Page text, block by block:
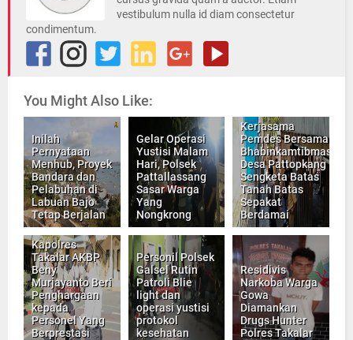
vestibulum nulla id diam consectetur
condimentum.
You Might Also Like:
Inilah
Pernyataan
Menhub, Proyek
Bandara dan
Pelabuhan di
Labuan Bajo
Tetap Berjalan
Gelar Operasi
Yustisi Malam
Hari, Polsek
Pattallassang
Sasar Warga
Yang
Nongkrong
Kerjasama
Pemdes Bersama
Bhabinkamtibmas
Desa Pattopkang
Sengketa Batas
Tanah Batas
Sepakat
Berdamai
Kapolres
Takalar AKBP
Beny
Murjayanto Beri
Penghargaan
kepada
Personel Yang
Berprestasi
Personil Polsek
Galsel Rutin
Patroli Blie
light dan
operasi yustisi
protokol
kesehatan
Residivis
Narkoba Warga
Gowa
Diamankan
Drugs Hunter
Polres Takalar